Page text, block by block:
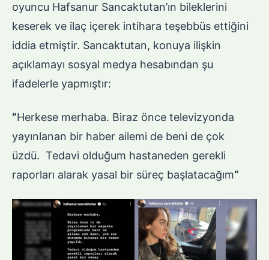
oyuncu Hafsanur Sancaktutan’ın bileklerini
keserek ve ilaç içerek intihara teşebbüs ettiğini
iddia etmiştir. Sancaktutan, konuya ilişkin
açıklamayı sosyal medya hesabından şu
ifadelerle yapmıştır:
“Herkese merhaba. Biraz önce televizyonda
yayınlanan bir haber ailemi de beni de çok
üzdü. Tedavi olduğum hastaneden gerekli
raporları alarak yasal bir süreç başlatacağım“